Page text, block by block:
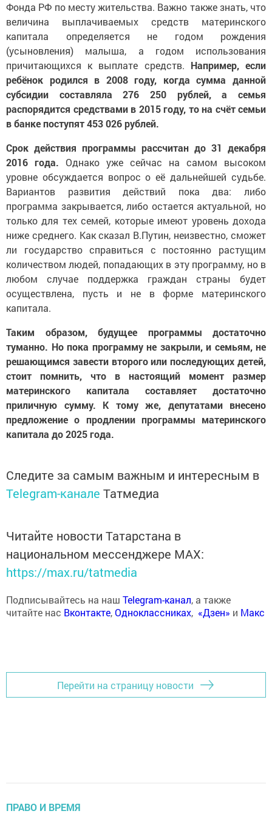
Фонда РФ по месту жительства. Важно также знать, что
величина выплачиваемых средств материнского
капитала определяется не годом рождения
(усыновления) малыша, а годом использования
причитающихся к выплате средств. Например, если
ребёнок родился в 2008 году, когда сумма данной
субсидии составляла 276 250 рублей, а семья
распорядится средствами в 2015 году, то на счёт семьи
в банке поступят 453 026 рублей.
Срок действия программы рассчитан до 31 декабря
2016 года. Однако уже сейчас на самом высоком
уровне обсуждается вопрос о её дальнейшей судьбе.
Вариантов развития действий пока два: либо
программа закрывается, либо остается актуальной, но
только для тех семей, которые имеют уровень дохода
ниже среднего. Как сказал В.Путин, неизвестно, сможет
ли государство справиться с постоянно растущим
количеством людей, попадающих в эту программу, но в
любом случае поддержка граждан страны будет
осуществлена, пусть и не в форме материнского
капитала.
Таким образом, будущее программы достаточно
туманно. Но пока программу не закрыли, и семьям, не
решающимся завести второго или последующих детей,
стоит помнить, что в настоящий момент размер
материнского капитала составляет достаточно
приличную сумму. К тому же, депутатами внесено
предложение о продлении программы материнского
капитала до 2025 года.
Следите за самым важным и интересным в
Telegram-канале Татмедиа
Читайте новости Татарстана в
национальном мессенджере MАХ:
https://max.ru/tatmedia
Подписывайтесь на наш Telegram-канал, а также
читайте нас Вконтакте,Одноклассниках, «Дзен» и Макс
Перейти на страницу новости
ПРАВО И ВРЕМЯ